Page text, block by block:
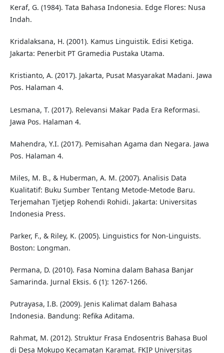
Keraf, G. (1984). Tata Bahasa Indonesia. Edge Flores: Nusa
Indah.
Kridalaksana, H. (2001). Kamus Linguistik. Edisi Ketiga.
Jakarta: Penerbit PT Gramedia Pustaka Utama.
Kristianto, A. (2017). Jakarta, Pusat Masyarakat Madani. Jawa
Pos. Halaman 4.
Lesmana, T. (2017). Relevansi Makar Pada Era Reformasi.
Jawa Pos. Halaman 4.
Mahendra, Y.I. (2017). Pemisahan Agama dan Negara. Jawa
Pos. Halaman 4.
Miles, M. B., & Huberman, A. M. (2007). Analisis Data
Kualitatif: Buku Sumber Tentang Metode-Metode Baru.
Terjemahan Tjetjep Rohendi Rohidi. Jakarta: Universitas
Indonesia Press.
Parker, F., & Riley, K. (2005). Linguistics for Non-Linguists.
Boston: Longman.
Permana, D. (2010). Fasa Nomina dalam Bahasa Banjar
Samarinda. Jurnal Eksis. 6 (1): 1267-1266.
Putrayasa, I.B. (2009). Jenis Kalimat dalam Bahasa
Indonesia. Bandung: Refika Aditama.
Rahmat, M. (2012). Struktur Frasa Endosentris Bahasa Buol
di Desa Mokupo Kecamatan Karamat. FKIP Universitas